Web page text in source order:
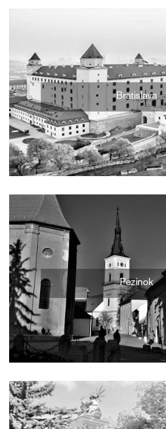
Bratislava
Pezinok